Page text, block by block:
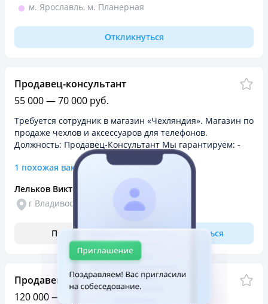
м. Ярославль, м. Планерная
Откликнуться
Продавец-консультант
55 000 — 70 000 руб.
Требуется сотрудник в магазин «Чехляндия». Магазин по
продаже чехлов и аксессуаров для телефонов.
Должность: Продавец-Консультант Мы гарантируем: -
Достойная заработная плата (2000₽ выход + 5% от
выручки…
1 похожая вакансия в компании
Лельков Виктор Андреевич
г Владивосток, ул Черемуховая, д 15
Позвонить Откликнуться
Продавец-консультант
120 000 — 160 000 руб.